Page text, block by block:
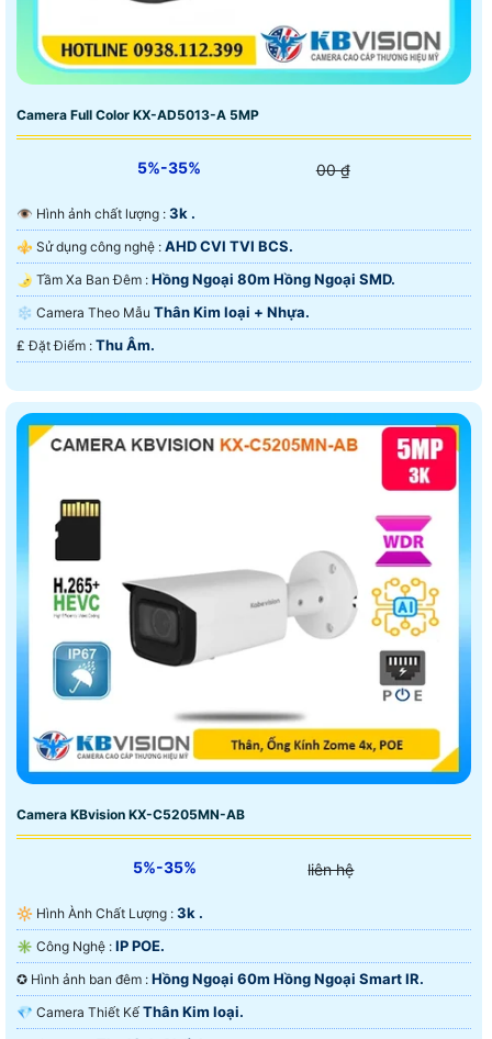
Camera Full Color KX-AD5013-A 5MP
5%-35% 00 ₫
👁 Hình ảnh chất lượng : 3k .
⚜️ Sử dụng công nghệ : AHD CVI TVI BCS.
🌛 Tầm Xa Ban Đêm : Hồng Ngoại 80m Hồng Ngoại SMD.
❄ Camera Theo Mẫu Thân Kim loại + Nhựa.
️₤ Đặt Điểm : Thu Âm.
Camera KBvision KX-C5205MN-AB
5%-35% liên hệ
🔆 Hình Ành Chất Lượng : 3k .
✳️ Công Nghệ : IP POE.
✪ Hình ảnh ban đêm : Hồng Ngoại 60m Hồng Ngoại Smart IR.
💎 Camera Thiết Kế Thân Kim loại.